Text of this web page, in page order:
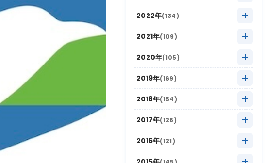
2025年10月 (27)
2025年9月 (10)
2025年8月 (20)
2025年7月 (16)
2025年6月 (8)
2025年5月
2025年4月 (15)
2025年3月 (20)
2025年2月 (6)
2024年11月
2024年10月 (20)
2024年9月 (12)
2024年8月 (17)
2024年7月 (18)
2024年6月 (6)
2024年5月
2024年4月 (12)
2024年3月 (14)
2023年12月 (5)
2023年11月
2023年10月 (24)
2023年9月 (11)
2023年8月 (16)
2023年7月 (12)
2023年6月 (6)
2023年5月
2023年4月 (11)
2022年(134)
2022年12月 (11)
2022年11月
2022年10月 (21)
2022年9月 (12)
2022年8月 (11)
2022年7月 (9)
2022年6月 (2)
2022年5月
2021年(109)
2021年12月 (3)
2021年11月
2021年10月 (16)
2021年9月 (5)
2021年8月 (9)
2021年7月 (9)
2021年6月 (6)
2020年(105)
2020年12月 (4)
2020年11月
2020年10月 (13)
2020年9月 (4)
2020年8月 (4)
2019年(169)
2019年12月 (9)
2019年11月
2019年10月 (26)
2019年9月 (12)
2018年(154)
2018年12月 (10)
2018年11月
2018年10月 (20)
2017年(126)
2017年12月 (7)
2017年11月
2016年(121)
2016年12月 (4)